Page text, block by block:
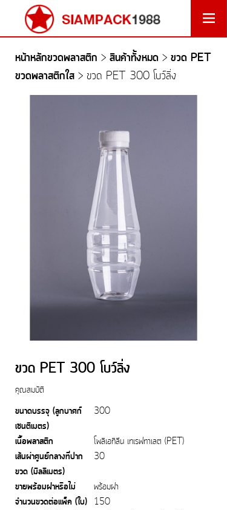
หน้าหลักขวดพลาสติก > สินค้าทั้งหมด > ขวด PET
ขวดพลาสติกใส > ขวด PET 300 โบว์ลิ่ง
ขวด PET 300 โบว์ลิ่ง
คุณสมบัติ
ขนาดบรรจุ (ลูกบาศก์
เซนติเมตร)
300
เนื้อพลาสติก โพลิเอทิลีน เทเรฟทาเลต (PET)
เส้นผ่าศูนย์กลางที่ปาก
ขวด (มิลลิเมตร)
30
ขายพร้อมฝาหรือไม่ พร้อมฝา
จำนวนขวดต่อแพ็ค (ใบ) 150